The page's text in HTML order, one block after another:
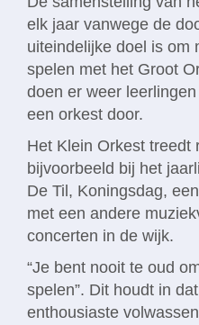
elk jaar vanwege de
uiteindelijke doel is om
spelen met het Groot
doen er weer
een orkest door.
Het Klein Orkest treedt
bijvoorbeeld bij het
De Til, Koningsdag,
met een andere
concerten in de wijk.
“Je bent nooit te oud
spelen”. Dit houdt in
enthousiaste